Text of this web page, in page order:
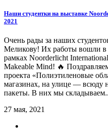
Наши студентки на выставке
2021
Очень рады за наших
Меликову! Их работы вошли в
рамках Noorderlicht
Makeable Mind! 🔥
проекта «Полиэтиленовые
магазинах, на улице — всюду
пакеты. В них мы
27 мая, 2021